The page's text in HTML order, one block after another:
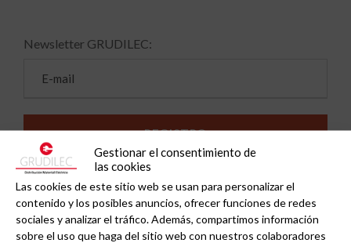
Gestionar el consentimiento de
las cookies
Las cookies de este sitio web se usan para personalizar el
contenido y los posibles anuncios, ofrecer funciones de redes
sociales y analizar el tráfico. Además, compartimos información
sobre el uso que haga del sitio web con nuestros colaboradores
Newsletter GRUDILEC: